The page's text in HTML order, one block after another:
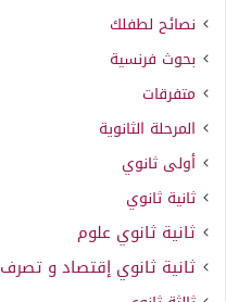
نصائح لطفلك
بحوث فرنسية
متفرقات
المرحلة الثانوية
أولى ثانوي
ثانية ثانوي
ثانية ثانوي علوم
ثانية ثانوي إقتصاد و تصرف